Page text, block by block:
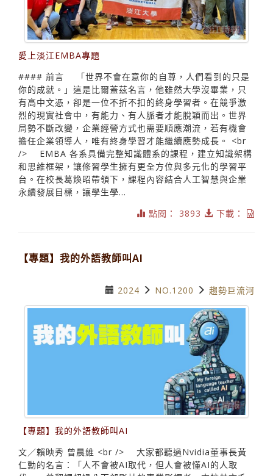
愛上淡江EMBA專題
#### 前言 「世界不會在意你的自尊，人們看到的只是
你的成就。」這是比爾蓋茲名言，他雖然大學沒畢業，只
有高中文憑，卻是一位不折不扣的終身學習者。在競爭激
烈的現實社會中，有能力、有人脈者才能脫穎而出。世界
局勢不斷改變，企業經營方式也需要順應潮流，若有機會
擔任企業領導人，唯有終身學習才能繼續應勢成長。 <br
/> EMBA 各系具備完整知識體系的課程，建立知識架構
和思維框架，讓修習學生擁有更全方位與多元化的學習平
台。在校長葛煥昭帶領下，課程內容結合人工智慧與企業
永續發展目標，讓學生學...
點閱： 3893
下載：
【專題】我的外語教師叫AI
2024 NO.1200 趨勢巨流河
【專題】我的外語教師叫AI
文／賴映秀 曾晨維 <br /> 大家都聽過Nvidia董事長黃
仁勳的名言：「人不會被AI取代，但人會被懂AI的人取